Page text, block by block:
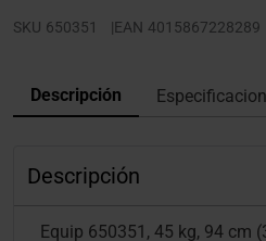
SKU 650351 |EAN 4015867228289
Descripción
Descripción
Equip 650351, 45 kg, 94 cm